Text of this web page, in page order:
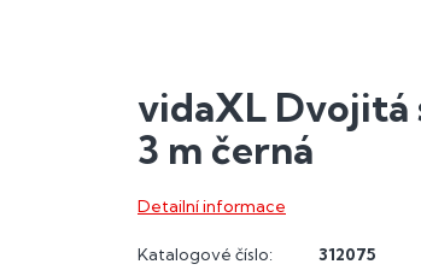
vidaXL Dvojitá
3 m černá
Detailní informace
Katalogové číslo:
312075